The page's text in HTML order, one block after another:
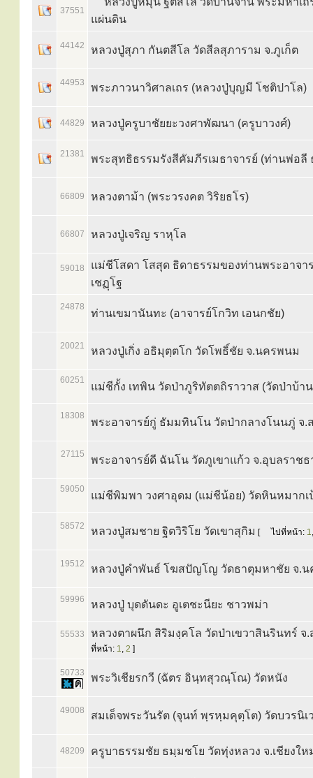
37551
แผ่นดิน
44142 หลวงปู่สุภา กันตสีโล วัดสีลสุภาราม จ.ภูเก็ต
44953 พระภาวนาวิศาลเถร (หลวงปู่บุญมี โชติปาโล)
44829 หลวงปู่ครูบาชัยยะวงศาพัฒนา (ครูบาวงศ์)
21381 พระสุทธิธรรมรังสีคัมภีรเมธาจารย์ (ท่านพ่อลี
66809 หลวงตาม้า (พระวรงคต วิริยธโร)
66807 หลวงปู่เจริญ ราหุโล
59018
แม่ชีโสดา โสสุด ธิดาธรรมของท่านพระอาจา
เชฏฺโฐ
24878
ท่านเขมานันทะ (อาจารย์โกวิท เอนกชัย)
20021 หลวงปู่เกิ่ง อธิมุตฺตโก วัดโพธิ์ชัย จ.นครพนม
60251
แม่ชีกั้ง เทพิน วัดป่าภูริทัตตถิราวาส (วัดป่าบ้า
18308
พระอาจารย์กู่ ธัมมทินโน วัดป่ากลางโนนภู่ จ.
27115 พระอาจารย์ดี ฉันโน วัดภูเขาแก้ว จ.อุบลราชธ
59050
แม่ชีพิมพา วงศาอุดม (แม่ชีน้อย) วัดหินหมากเ
58572 หลวงปู่สมชาย ฐิตวิริโย วัดเขาสุกิม [ ไปที่หน้า: 1
19512 หลวงปู่คำพันธ์ โฆสปัญโญ วัดธาตุมหาชัย จ.
59996 หลวงปู่ บุดดันดะ อูเตชะนียะ ชาวพม่า
55533 หลวงตาผนึก สิริมงฺคโล วัดป่าเขวาสินรินทร์ จ
ที่หน้า: 1, 2 ]
50733 พระวิเชียรกวี (ฉัตร อินฺทสุวณฺโณ) วัดหนัง
49008 สมเด็จพระวันรัต (จุนท์ พฺรหฺมคุตฺโต) วัดบวรนิเ
48209 ครูบาธรรมชัย ธมฺมชโย วัดทุ่งหลวง จ.เชียงให